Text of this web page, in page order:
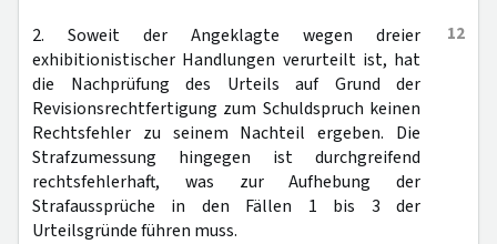
12
2. Soweit der Angeklagte wegen dreier
exhibitionistischer Handlungen verurteilt ist, hat
die Nachprüfung des Urteils auf Grund der
Revisionsrechtfertigung zum Schuldspruch keinen
Rechtsfehler zu seinem Nachteil ergeben. Die
Strafzumessung hingegen ist durchgreifend
rechtsfehlerhaft, was zur Aufhebung der
Strafaussprüche in den Fällen 1 bis 3 der
Urteilsgründe führen muss.